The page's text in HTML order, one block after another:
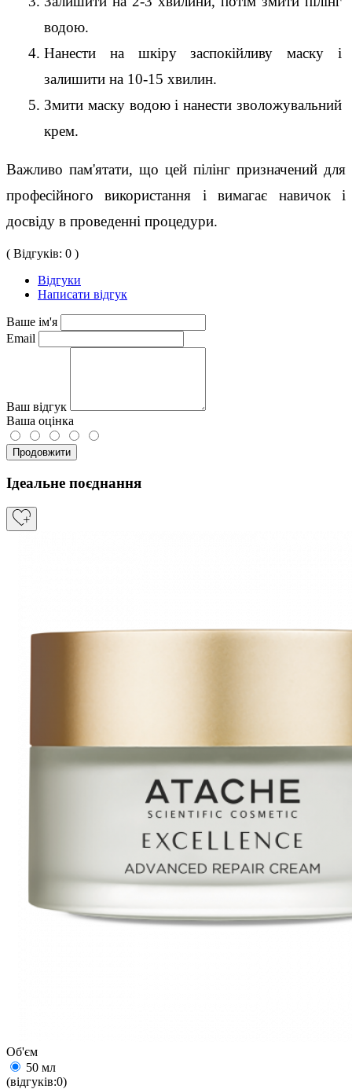
водою.
Нанести на шкіру заспокійливу маску і
залишити на 10-15 хвилин.
Змити маску водою і нанести зволожувальний
крем.
Важливо пам'ятати, що цей пілінг призначений для
професійного використання і вимагає навичок і
досвіду в проведенні процедури.
( Відгуків: 0 )
Відгуки
Написати відгук
Ваше ім'я
Email
Ваш відгук
Ваша оцінка
Продовжити
Ідеальне поєднання
Об'єм
50 мл
(відгуків:0)